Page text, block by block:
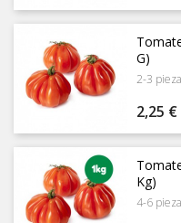
G)
2-3
Precio
2,25 €
Kg)
4-6